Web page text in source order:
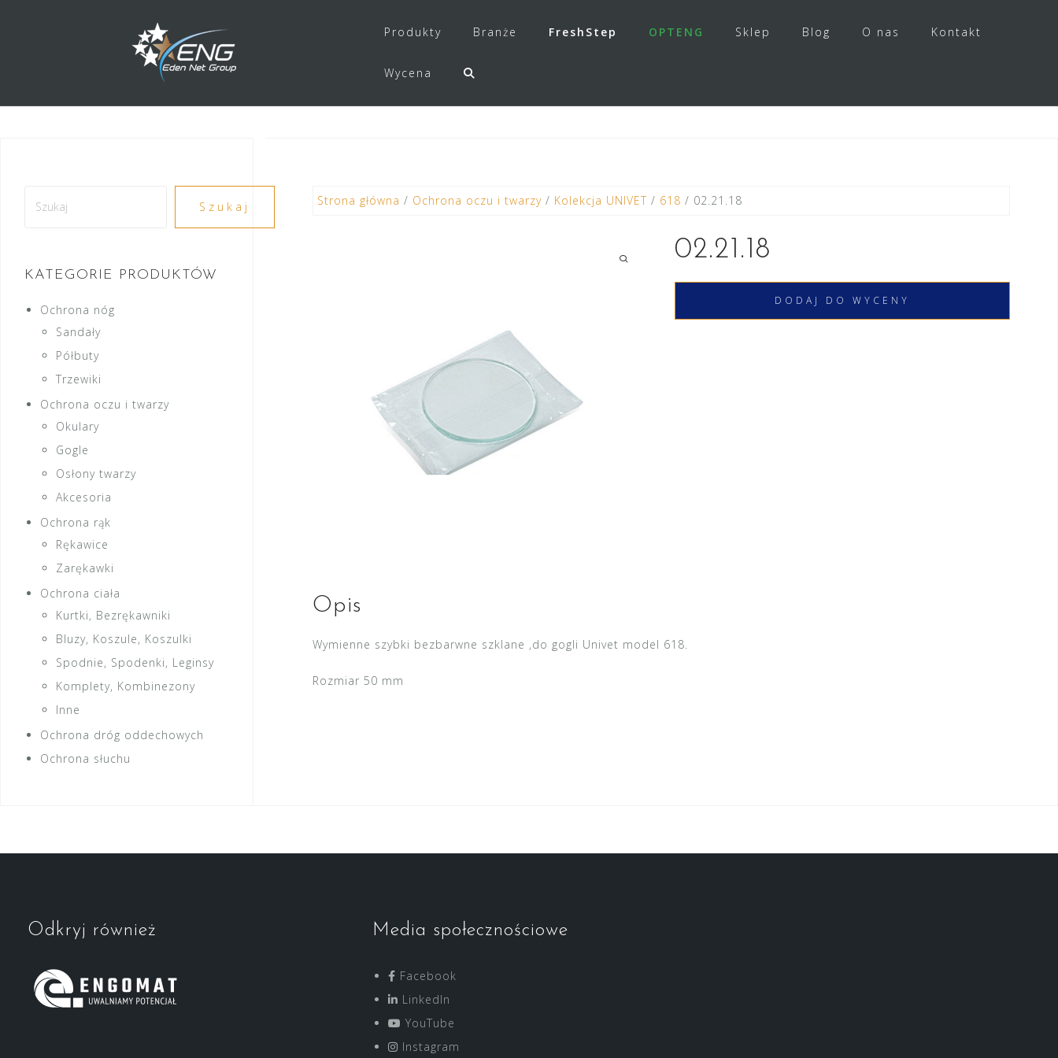
Produkty Branże FreshStep OPTENG Sklep Blog O nas Kontakt
Wycena
Strona główna / Ochrona oczu i twarzy/ Kolekcja UNIVET / 618 / 02.21.18
02.21.18
DODAJ DO WYCENY
Opis
Wymienne szybki bezbarwne szklane ,do gogli Univet model 618.
Rozmiar 50 mm
Szukaj
KATEGORIE PRODUKTÓW
Ochrona nóg
Sandały
Półbuty
Trzewiki
Ochrona oczu i twarzy
Okulary
Gogle
Osłony twarzy
Akcesoria
Ochrona rąk
Rękawice
Zarękawki
Ochrona ciała
Kurtki, Bezrękawniki
Bluzy, Koszule, Koszulki
Spodnie, Spodenki, Leginsy
Komplety, Kombinezony
Inne
Ochrona dróg oddechowych
Ochrona słuchu
Odkryj również Media społecznościowe
Facebook
LinkedIn
YouTube
Instagram